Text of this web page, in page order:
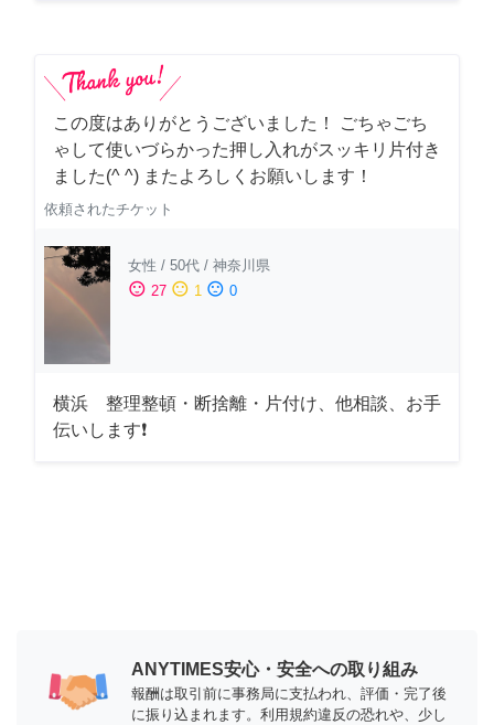
この度はありがとうございました！ ごちゃごち
ゃして使いづらかった押し入れがスッキリ片付き
ました(^ ^) またよろしくお願いします！
依頼されたチケット
女性 / 50代 / 神奈川県
sentiment_satisfied 27 sentiment_neutral 1 sentiment_dissatisfied 0
横浜 整理整頓・断捨離・片付け、他相談、お手
伝いします❗
ANYTIMES安心・安全への取り組み
報酬は取引前に事務局に支払われ、評価・完了後
に振り込まれます。利用規約違反の恐れや、少し